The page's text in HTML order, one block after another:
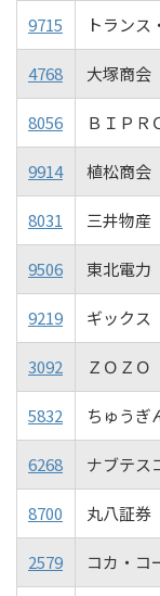
9715 トランス
4768 大塚商会
8056 ＢＩＰＲ
9914 植松商会
8031 三井物産
9506 東北電力
9219 ギックス
3092 ＺＯＺＯ
5832 ちゅうぎ
6268 ナブテス
8700 丸八証券
2579 コカ・コ